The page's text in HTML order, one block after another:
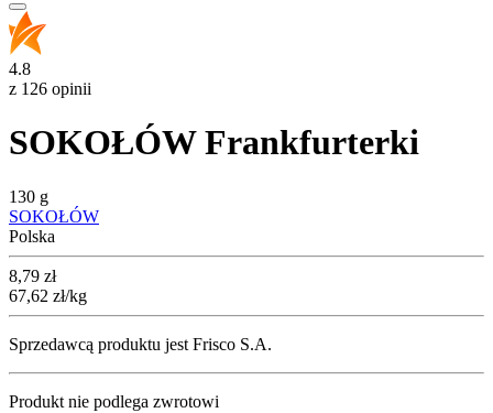
4.8
z 126 opinii
SOKOŁÓW Frankfurterki
130 g
SOKOŁÓW
Polska
Cena
8,79 zł
67,62 zł/kg
Sprzedawcą produktu jest Frisco S.A.
Produkt nie podlega zwrotowi